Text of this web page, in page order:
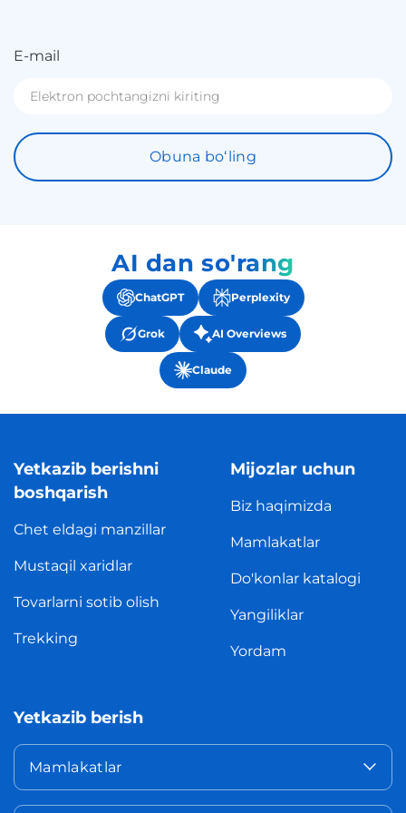
E-mail
Obuna boʻling
AI dan so'rang
ChatGPT Perplexity
Grok AI Overviews
Claude
Yetkazib berishni
boshqarish
Chet eldagi manzillar
Mustaqil xaridlar
Tovarlarni sotib olish
Trekking
Mijozlar uchun
Biz haqimizda
Mamlakatlar
Do'konlar katalogi
Yangiliklar
Yordam
Yetkazib berish
Mamlakatlar